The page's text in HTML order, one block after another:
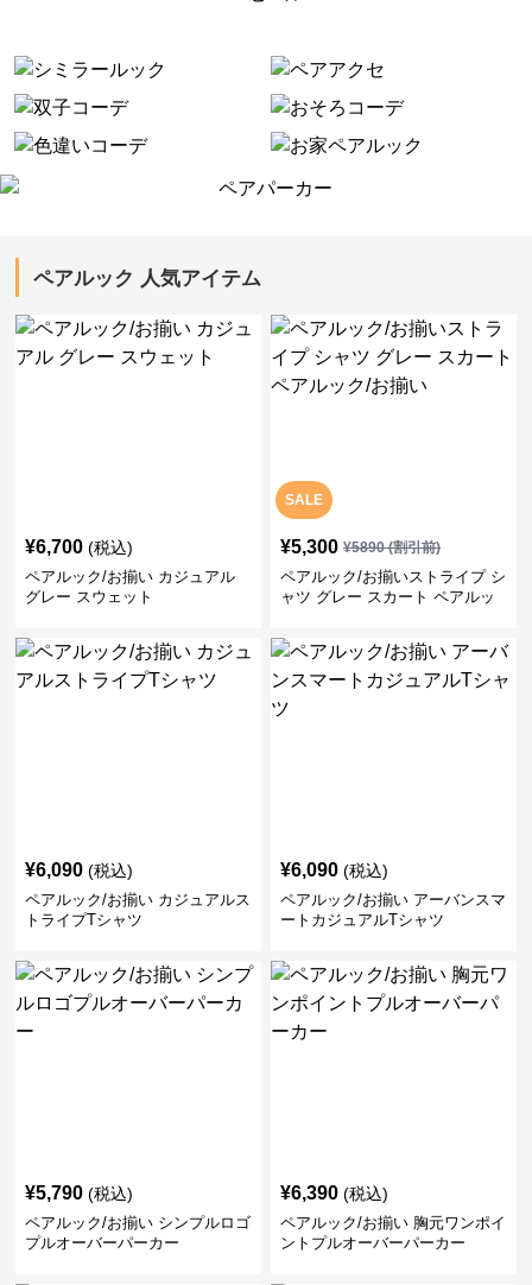
ペアルック 人気アイテム
¥6,700 (税込)
ペアルック/お揃い カジュアル
グレー スウェット
SALE
¥5,300 ¥5890(割引前)
ペアルック/お揃いストライプ シ
ャツ グレー スカート ペアルッ
¥6,090 (税込)
ペアルック/お揃い カジュアルス
トライプTシャツ
¥6,090 (税込)
ペアルック/お揃い アーバンスマ
ートカジュアルTシャツ
¥5,790 (税込)
ペアルック/お揃い シンプルロゴ
プルオーバーパーカー
¥6,390 (税込)
ペアルック/お揃い 胸元ワンポイ
ントプルオーバーパーカー